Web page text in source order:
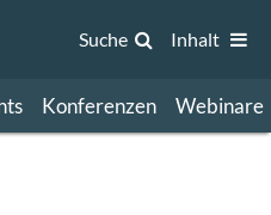
Konferenzen Webinare
Suche Inhalt